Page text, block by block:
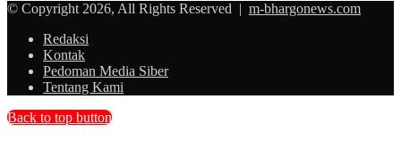
© Copyright 2026, All Rights Reserved | m-bhargonews.com
Redaksi
Kontak
Pedoman Media Siber
Tentang Kami
Back to top button